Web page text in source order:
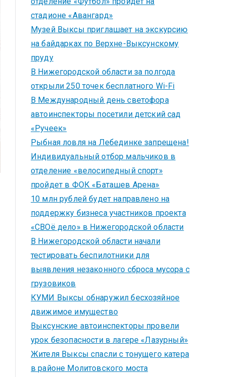
стадионе «Авангард»
Музей Выксы приглашает на экскурсию
на байдарках по Верхне-Выксунскому
пруду
В Нижегородской области за полгода
открыли 250 точек бесплатного Wi-Fi
В Международный день светофора
автоинспекторы посетили детский сад
«Ручеек»
Рыбная ловля на Лебединке запрещена!
Индивидуальный отбор мальчиков в
отделение «велосипедный спорт»
пройдет в ФОК «Баташев Арена»
10 млн рублей будет направлено на
поддержку бизнеса участников проекта
«СВОё дело» в Нижегородской области
В Нижегородской области начали
тестировать беспилотники для
выявления незаконного сброса мусора с
грузовиков
КУМИ Выксы обнаружил бесхозяйное
движимое имущество
Выксунские автоинспекторы провели
урок безопасности в лагере «Лазурный»
Жителя Выксы спасли с тонущего катера
в районе Молитовского моста